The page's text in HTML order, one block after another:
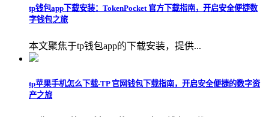
tp钱包app下载安装：TokenPocket 官方下载指南，开启安全便捷数
字钱包之旅
本文聚焦于tp钱包app的下载安装，提供...
tp苹果手机怎么下载-TP 官网钱包下载指南，开启安全便捷的数字资
产之旅